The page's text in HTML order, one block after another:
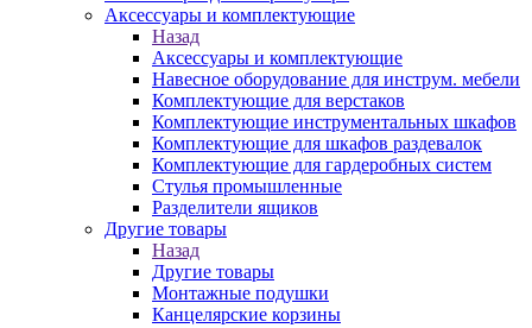
Аксессуары и комплектующие
Назад
Аксессуары и комплектующие
Навесное оборудование для инструм. мебели
Комплектующие для верстаков
Комплектующие инструментальных шкафов
Комплектующие для шкафов раздевалок
Комплектующие для гардеробных систем
Стулья промышленные
Разделители ящиков
Другие товары
Назад
Другие товары
Монтажные подушки
Канцелярские корзины